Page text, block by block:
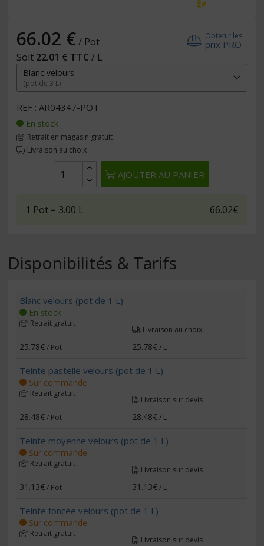
66.02 €/ Pot
Soit 22.01 € TTC/ L
Obtenir les
prix PRO
Blanc velours
(pot de 3 L)
REF : AR04347-POT
En stock
Retrait en magasin gratuit
Livraison au choix
AJOUTER AU PANIER
1 Pot = 3.00 L 66.02€
Disponibilités & Tarifs
Blanc velours (pot de 1 L)
En stock
Retrait gratuit
Livraison au choix
25.78€/ Pot 25.78€/ L
Teinte pastelle velours (pot de 1 L)
Sur commande
Retrait gratuit
Livraison sur devis
28.48€/ Pot 28.48€/ L
Teinte moyenne velours (pot de 1 L)
Sur commande
Retrait gratuit
Livraison sur devis
31.13€/ Pot 31.13€/ L
Teinte foncée velours (pot de 1 L)
Sur commande
Retrait gratuit
Livraison sur devis